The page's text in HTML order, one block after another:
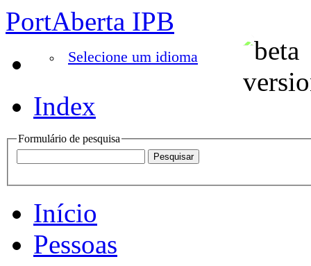
PortAberta IPB
Selecione um idioma
Index
Formulário de pesquisa
Início
Pessoas